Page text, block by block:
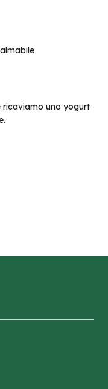
ricaviamo uno yogurt